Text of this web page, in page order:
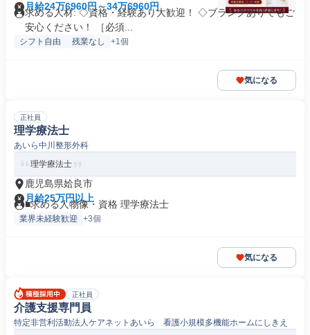
月給24万6960円～34万6960円
求める人材: ◇資格・経験あり大歓迎！ ◇ブランクありでもご
安心ください！ ［必須...
シフト自由 残業なし +1個
気になる
正社員
理学療法士
あいら中川整形外科
理学療法士
鹿児島県姶良市
月給25万円以上
■求める人物像・資格 理学療法士
業界未経験歓迎 +3個
気になる
正社員
介護支援専門員
特定非営利活動法人ケアネットあいら 看護小規模多機能ホームにしきえ